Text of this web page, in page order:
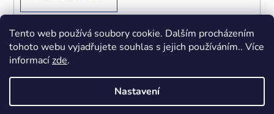
Tento web používá soubory cookie. Dalším procházením
tohoto webu vyjadřujete souhlas s jejich používáním.. Více
informacízde.
Nastavení
Obchodní podmínky Podmínky ochrany osobních údajů